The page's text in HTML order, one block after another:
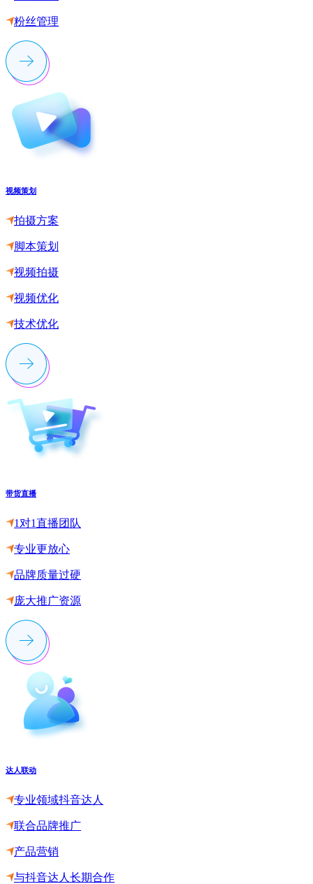
粉丝管理
视频策划
拍摄方案
脚本策划
视频拍摄
视频优化
技术优化
带货直播
1对1直播团队
专业更放心
品牌质量过硬
庞大推广资源
达人联动
专业领域抖音达人
联合品牌推广
产品营销
与抖音达人长期合作